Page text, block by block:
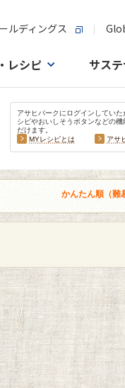
ルディングス
レシピ サス
アサヒパークにログインしていた
シピやおいしそうボタンなどの機
だけます。
MYレシピとは
アサ
かんたん順（難